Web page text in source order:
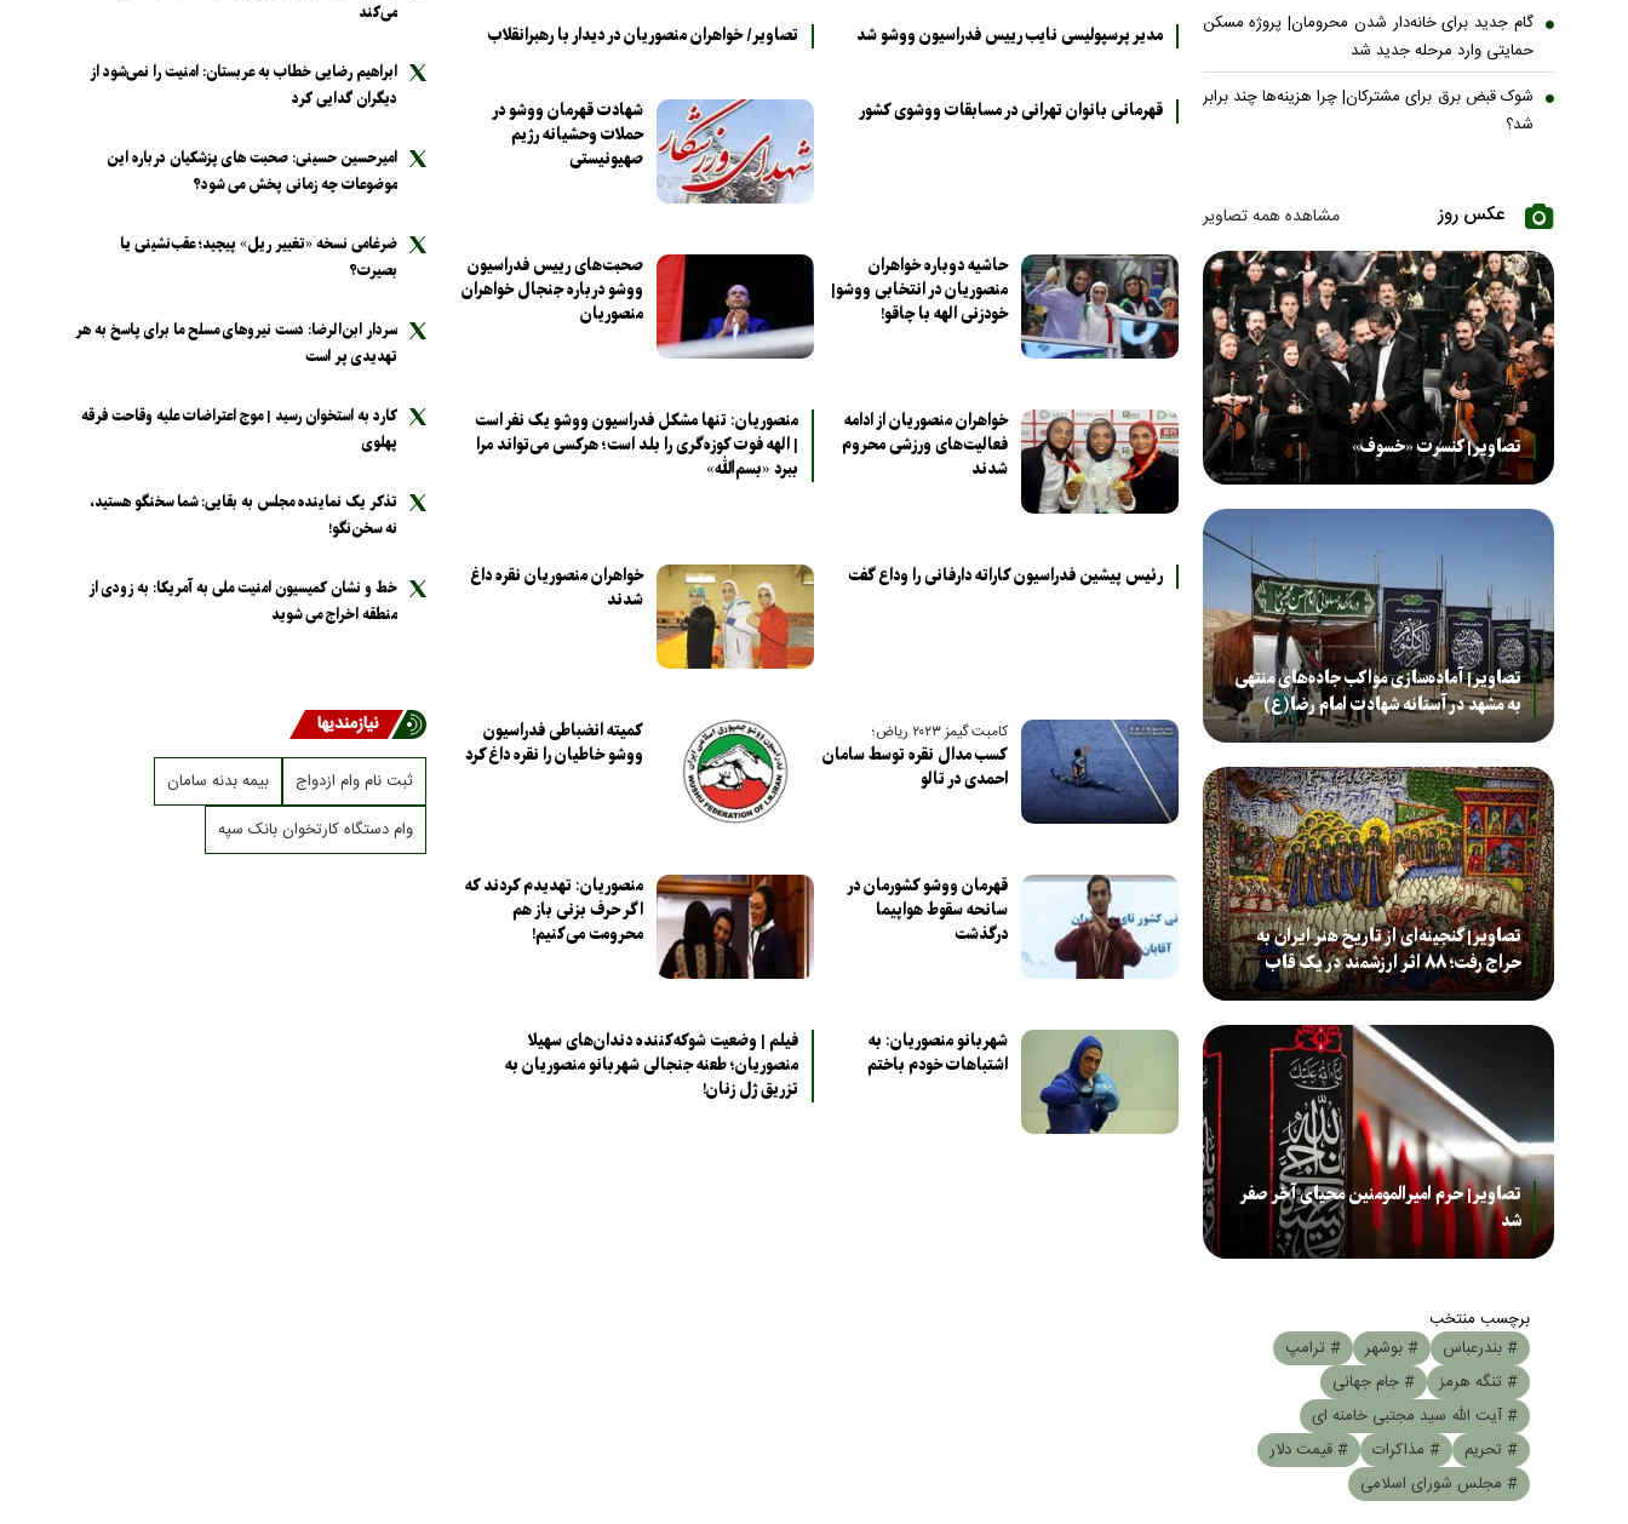
مدیر پرسپولیسی نایب رییس فدراسیون ووشو شد تصاویر/ خواهران منصوریان در دیدار با رهبرانقلاب
قهرمانی بانوان تهرانی در مسابقات ووشوی کشور
شهادت قهرمان ووشو در
حملات وحشیانه رژیم
صهیونیستی
حاشیه دوباره خواهران
منصوریان در انتخابی ووشو|
خودزنی الهه با چاقو!
صحبت‌های رییس فدراسیون
ووشو درباره جنجال خواهران
منصوریان
خواهران منصوریان از ادامه
فعالیت‌های ورزشی محروم
شدند
منصوریان: تنها مشکل فدراسیون ووشو یک نفر است
| الهه فوت کوزه‌گری را بلد است؛ هرکسی می‌تواند مرا
ببرد «بسم‌الله»
رئیس پیشین فدراسیون کاراته دارفانی را وداع گفت
خواهران منصوریان نقره داغ
شدند
کامبت گیمز ۲۰۲۳ ریاض؛
کسب مدال نقره توسط سامان
احمدی در تالو
کمیته انضباطی فدراسیون
ووشو خاطیان را نقره داغ کرد
قهرمان ووشو کشورمان در
سانحه سقوط هواپیما
درگذشت
منصوریان: تهدیدم کردند که
اگر حرف بزنی باز هم
محرومت می‌کنیم!
شهربانو منصوریان: به
اشتباهات خودم باختم
فیلم | وضعیت شوکه‌کننده دندان‌های سهیلا
منصوریان؛ طعنه جنجالی شهربانو منصوریان به
تزریق ژل زنان!
گام جدید برای خانه‌دار شدن محرومان| پروژه مسکن
حمایتی وارد مرحله جدید شد
شوک قبض برق برای مشترکان| چرا هزینه‌ها چند برابر
شد؟
عکس روز مشاهده همه تصاویر
تصاویر| کنسرت «خسوف»
تصاویر| آماده‌سازی مواکب جاده‌های منتهی
به مشهد در آستانه شهادت امام رضا(ع)
تصاویر| گنجینه‌ای از تاریخ هنر ایران به
حراج رفت؛ ۸۸ اثر ارزشمند در یک قاب
تصاویر| حرم امیرالمومنین محیای آخر صفر
شد
برچسب منتخب
# بندرعباس
# بوشهر
# ترامپ
# تنگه هرمز
# جام جهانی
# آیت الله سید مجتبی خامنه ای
# تحریم
# مذاکرات
# قیمت دلار
# مجلس شورای اسلامی
می‌کند
ابراهیم رضایی خطاب به عربستان: امنیت را نمی‌شود از
دیگران گدایی کرد
امیرحسین حسینی: صحبت های پزشکیان درباره این
موضوعات چه زمانی پخش می شود؟
ضرغامی نسخه «تغییر ریل» پیچید؛ عقب‌نشینی یا
بصیرت؟
سردار ابن‌الرضا: دست نیرو‌های مسلح ما برای پاسخ به هر
تهدیدی پر است
کارد به استخوان رسید | موج اعتراضات علیه وقاحت فرقه
پهلوی
تذکر یک نماینده مجلس به بقایی: شما سخنگو هستید،
نه سخن‌نگو!
خط و نشان کمیسیون امنیت ملی به آمریکا: به زودی از
منطقه اخراج می شوید
نیازمندیها
ثبت نام وام ازدواج
بیمه بدنه سامان
وام دستگاه کارتخوان بانک سپه